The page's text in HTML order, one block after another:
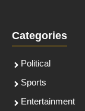
Categories
Political
Sports
Entertainment